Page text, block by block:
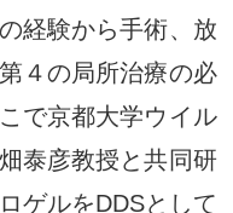
経験から手術、放
４の局所治療の必
で京都大学ウイル
泰彦教授と共同研
ゲルをDDSとして